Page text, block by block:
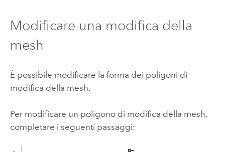
Modificare una modifica della
mesh
È possibile modificare la forma dei poligoni di
modifica della mesh.
Per modificare un poligono di modifica della mesh,
completare i seguenti passaggi: